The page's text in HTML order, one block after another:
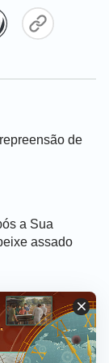
lei há muito
gerações e
Deus.
de
a Sua
assado